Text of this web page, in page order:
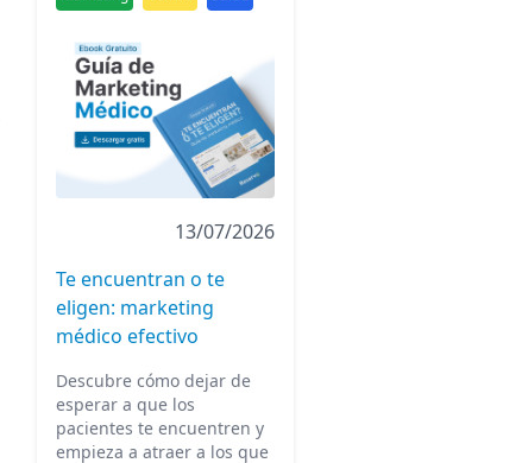
13/07/2026
Te encuentran o te
eligen: marketing
médico efectivo
Descubre cómo dejar de
esperar a que los
pacientes te encuentren y
empieza a atraer a los que